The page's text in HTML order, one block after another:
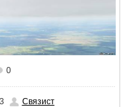
1600x1200
0
Связист